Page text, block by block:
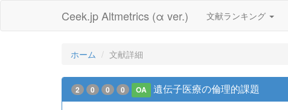
Ceek.jp Altmetrics (α ver.) 文献ランキング
ホーム 文献詳細
2 0 0 0 OA 遺伝子医療の倫理的課題